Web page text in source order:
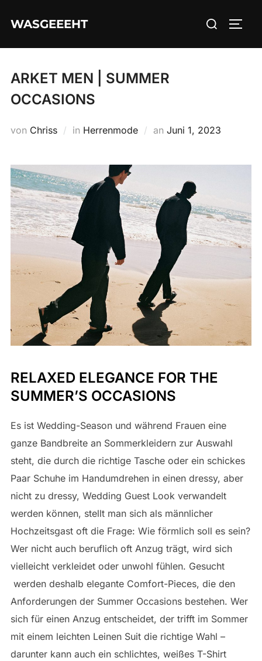
InhaltWASGEEEHT
Suchen
ARKET MEN | SUMMER
OCCASIONS
von Chriss in Herrenmode an Veröffentlicht
Juni 1, 2023
RELAXED ELEGANCE FOR THE
SUMMER’S OCCASIONS
Es ist Wedding-Season und während Frauen eine
ganze Bandbreite an Sommerkleidern zur Auswahl
steht, die durch die richtige Tasche oder ein schickes
Paar Schuhe im Handumdrehen in einen dressy, aber
nicht zu dressy, Wedding Guest Look verwandelt
werden können, stellt man sich als männlicher
Hochzeitsgast oft die Frage: Wie förmlich soll es sein?
Wer nicht auch beruflich oft Anzug trägt, wird sich
vielleicht verkleidet oder unwohl fühlen. Gesucht
werden deshalb elegante Comfort-Pieces, die den
Anforderungen der Summer Occasions bestehen. Wer
sich für einen Anzug entscheidet, der trifft im Sommer
mit einem leichten Leinen Suit die richtige Wahl –
darunter kann auch ein schlichtes, weißes T-Shirt